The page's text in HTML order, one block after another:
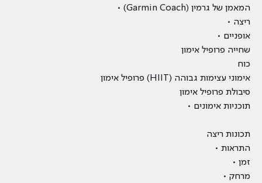
המאמן של גרמין (Garmin Coach) •
ריצה •
אופניים •
שחייה פרופיל אימון
כוח
אימוני עצימות גבוהה (HIIT) פרופיל אימון
סיבולת פרופיל אימון
תוכניות אימונים •
תכונות ריצה
התראות •
זמן •
מרחק •